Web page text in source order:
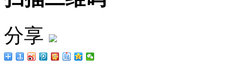
分享